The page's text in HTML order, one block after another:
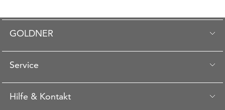
GOLDNER
Service
Hilfe & Kontakt